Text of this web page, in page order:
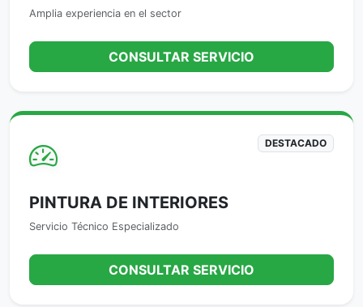
Amplia experiencia en el sector
CONSULTAR SERVICIO
DESTACADO
PINTURA DE INTERIORES
Servicio Técnico Especializado
CONSULTAR SERVICIO